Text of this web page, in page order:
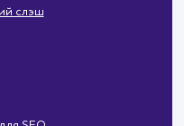
закрывающим слэшем
конце